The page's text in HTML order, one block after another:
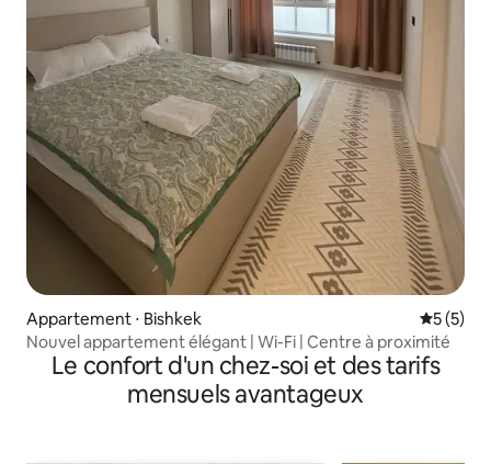
Appartement ⋅ Bishkek
5 (5)
Nouvel appartement élégant | Wi-Fi | Centre à proximité
Le confort d'un chez-soi et des tarifs
mensuels avantageux